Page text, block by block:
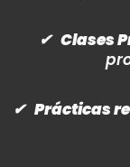
✔ Clases
✔ Prácticas